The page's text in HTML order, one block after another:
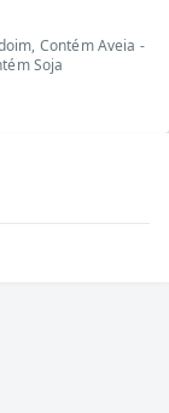
Contém Aveia -
Soja